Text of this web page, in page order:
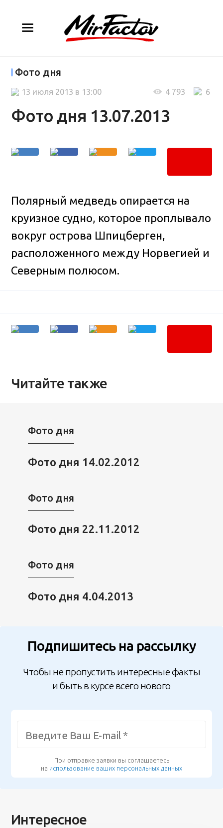
Фото дня
Фото дня 13.07.2013
6
4 793
13 июля 2013 в 13:00
Полярный медведь опирается на
круизное судно, которое проплывало
вокруг острова Шпицберген,
расположенного между Норвегией и
Северным полюсом.
Читайте также
Фото дня
Фото дня 14.02.2012
Фото дня
Фото дня 22.11.2012
Фото дня
Фото дня 4.04.2013
Подпишитесь на рассылку
Чтобы не пропустить интересные факты
и быть в курсе всего нового
При отправке заявки вы соглашаетесь
на использование ваших персональных данных
Интересное